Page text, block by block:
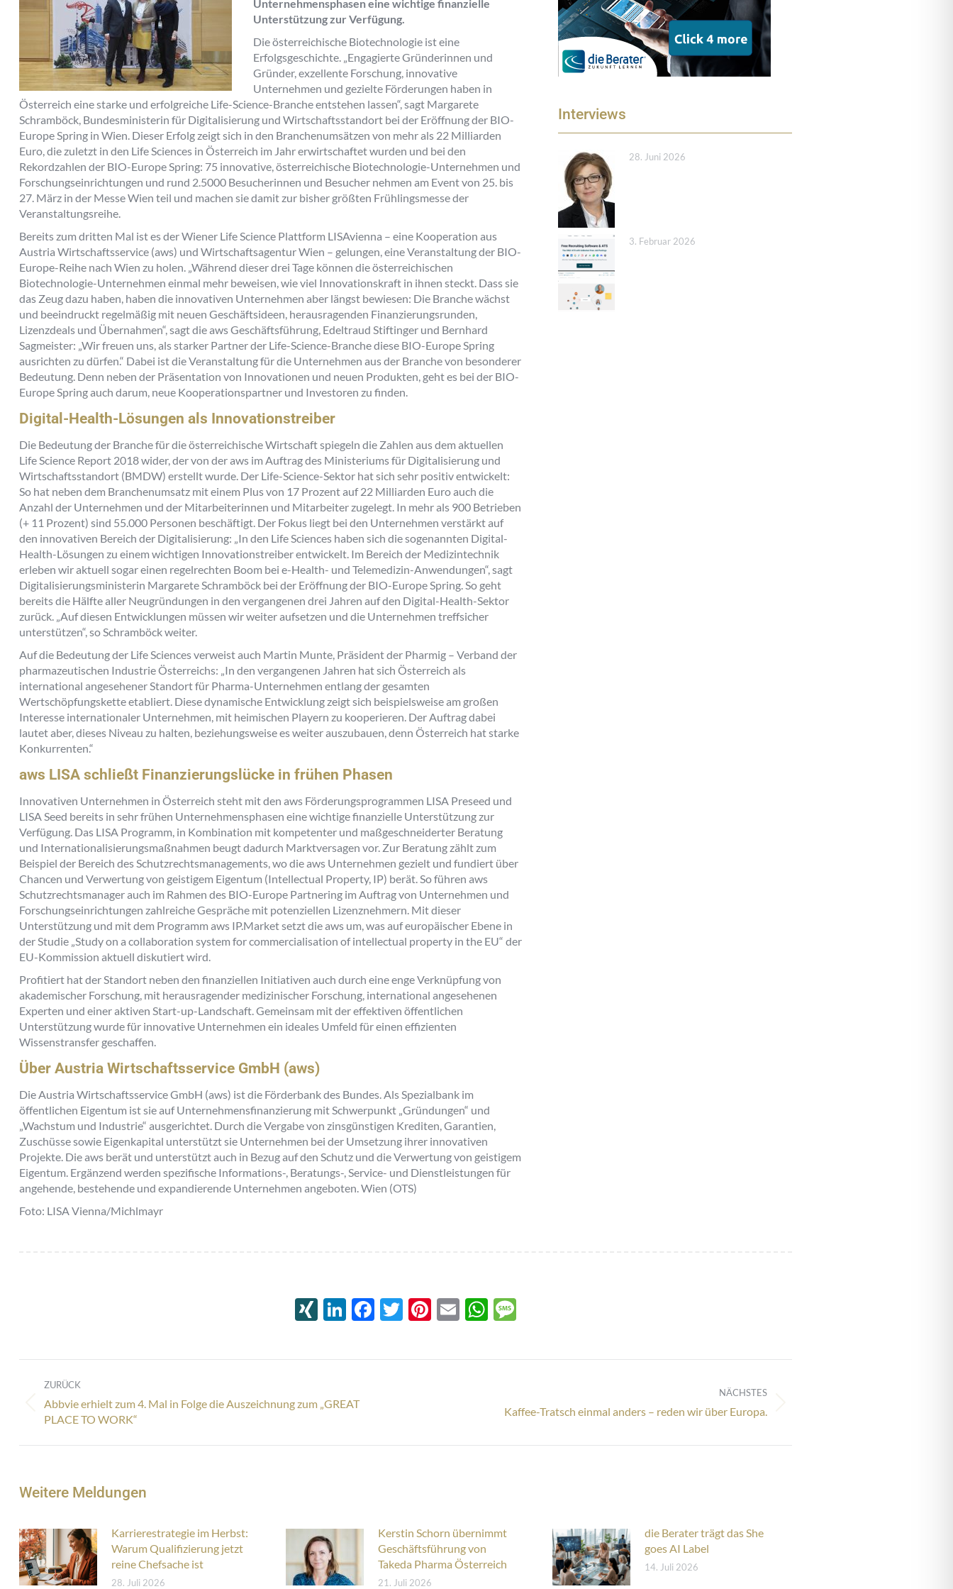
Unternehmensphasen eine wichtige finanzielle
Unterstützung zur Verfügung.
Die österreichische Biotechnologie ist eine
Erfolgsgeschichte. „Engagierte Gründerinnen und
Gründer, exzellente Forschung, innovative
Unternehmen und gezielte Förderungen haben in
Österreich eine starke und erfolgreiche Life-Science-Branche entstehen lassen“, sagt Margarete
Schramböck, Bundesministerin für Digitalisierung und Wirtschaftsstandort bei der Eröffnung der BIO-
Europe Spring in Wien. Dieser Erfolg zeigt sich in den Branchenumsätzen von mehr als 22 Milliarden
Euro, die zuletzt in den Life Sciences in Österreich im Jahr erwirtschaftet wurden und bei den
Rekordzahlen der BIO-Europe Spring: 75 innovative, österreichische Biotechnologie-Unternehmen und
Forschungseinrichtungen und rund 2.5000 Besucherinnen und Besucher nehmen am Event von 25. bis
27. März in der Messe Wien teil und machen sie damit zur bisher größten Frühlingsmesse der
Veranstaltungsreihe.
Bereits zum dritten Mal ist es der Wiener Life Science Plattform LISAvienna – eine Kooperation aus
Austria Wirtschaftsservice (aws) und Wirtschaftsagentur Wien – gelungen, eine Veranstaltung der BIO-
Europe-Reihe nach Wien zu holen. „Während dieser drei Tage können die österreichischen
Biotechnologie-Unternehmen einmal mehr beweisen, wie viel Innovationskraft in ihnen steckt. Dass sie
das Zeug dazu haben, haben die innovativen Unternehmen aber längst bewiesen: Die Branche wächst
und beeindruckt regelmäßig mit neuen Geschäftsideen, herausragenden Finanzierungsrunden,
Lizenzdeals und Übernahmen“, sagt die aws Geschäftsführung, Edeltraud Stiftinger und Bernhard
Sagmeister: „Wir freuen uns, als starker Partner der Life-Science-Branche diese BIO-Europe Spring
ausrichten zu dürfen.“ Dabei ist die Veranstaltung für die Unternehmen aus der Branche von besonderer
Bedeutung. Denn neben der Präsentation von Innovationen und neuen Produkten, geht es bei der BIO-
Europe Spring auch darum, neue Kooperationspartner und Investoren zu finden.
Digital-Health-Lösungen als Innovationstreiber
Die Bedeutung der Branche für die österreichische Wirtschaft spiegeln die Zahlen aus dem aktuellen
Life Science Report 2018 wider, der von der aws im Auftrag des Ministeriums für Digitalisierung und
Wirtschaftsstandort (BMDW) erstellt wurde. Der Life-Science-Sektor hat sich sehr positiv entwickelt:
So hat neben dem Branchenumsatz mit einem Plus von 17 Prozent auf 22 Milliarden Euro auch die
Anzahl der Unternehmen und der Mitarbeiterinnen und Mitarbeiter zugelegt. In mehr als 900 Betrieben
(+ 11 Prozent) sind 55.000 Personen beschäftigt. Der Fokus liegt bei den Unternehmen verstärkt auf
den innovativen Bereich der Digitalisierung: „In den Life Sciences haben sich die sogenannten Digital-
Health-Lösungen zu einem wichtigen Innovationstreiber entwickelt. Im Bereich der Medizintechnik
erleben wir aktuell sogar einen regelrechten Boom bei e-Health- und Telemedizin-Anwendungen“, sagt
Digitalisierungsministerin Margarete Schramböck bei der Eröffnung der BIO-Europe Spring. So geht
bereits die Hälfte aller Neugründungen in den vergangenen drei Jahren auf den Digital-Health-Sektor
zurück. „Auf diesen Entwicklungen müssen wir weiter aufsetzen und die Unternehmen treffsicher
unterstützen“, so Schramböck weiter.
Auf die Bedeutung der Life Sciences verweist auch Martin Munte, Präsident der Pharmig – Verband der
pharmazeutischen Industrie Österreichs: „In den vergangenen Jahren hat sich Österreich als
international angesehener Standort für Pharma-Unternehmen entlang der gesamten
Wertschöpfungskette etabliert. Diese dynamische Entwicklung zeigt sich beispielsweise am großen
Interesse internationaler Unternehmen, mit heimischen Playern zu kooperieren. Der Auftrag dabei
lautet aber, dieses Niveau zu halten, beziehungsweise es weiter auszubauen, denn Österreich hat starke
Konkurrenten.“
aws LISA schließt Finanzierungslücke in frühen Phasen
Innovativen Unternehmen in Österreich steht mit den aws Förderungsprogrammen LISA Preseed und
LISA Seed bereits in sehr frühen Unternehmensphasen eine wichtige finanzielle Unterstützung zur
Verfügung. Das LISA Programm, in Kombination mit kompetenter und maßgeschneiderter Beratung
und Internationalisierungsmaßnahmen beugt dadurch Marktversagen vor. Zur Beratung zählt zum
Beispiel der Bereich des Schutzrechtsmanagements, wo die aws Unternehmen gezielt und fundiert über
Chancen und Verwertung von geistigem Eigentum (Intellectual Property, IP) berät. So führen aws
Schutzrechtsmanager auch im Rahmen des BIO-Europe Partnering im Auftrag von Unternehmen und
Forschungseinrichtungen zahlreiche Gespräche mit potenziellen Lizenznehmern. Mit dieser
Unterstützung und mit dem Programm aws IP.Market setzt die aws um, was auf europäischer Ebene in
der Studie „Study on a collaboration system for commercialisation of intellectual property in the EU“ der
EU-Kommission aktuell diskutiert wird.
Profitiert hat der Standort neben den finanziellen Initiativen auch durch eine enge Verknüpfung von
akademischer Forschung, mit herausragender medizinischer Forschung, international angesehenen
Experten und einer aktiven Start-up-Landschaft. Gemeinsam mit der effektiven öffentlichen
Unterstützung wurde für innovative Unternehmen ein ideales Umfeld für einen effizienten
Wissenstransfer geschaffen.
Über Austria Wirtschaftsservice GmbH (aws)
Die Austria Wirtschaftsservice GmbH (aws) ist die Förderbank des Bundes. Als Spezialbank im
öffentlichen Eigentum ist sie auf Unternehmensfinanzierung mit Schwerpunkt „Gründungen“ und
„Wachstum und Industrie“ ausgerichtet. Durch die Vergabe von zinsgünstigen Krediten, Garantien,
Zuschüsse sowie Eigenkapital unterstützt sie Unternehmen bei der Umsetzung ihrer innovativen
Projekte. Die aws berät und unterstützt auch in Bezug auf den Schutz und die Verwertung von geistigem
Eigentum. Ergänzend werden spezifische Informations-, Beratungs-, Service- und Dienstleistungen für
angehende, bestehende und expandierende Unternehmen angeboten. Wien (OTS)
Foto: LISA Vienna/Michlmayr
Interviews
28. Juni 2026
3. Februar 2026
XINGLinkedIn
Facebook
Twitter
Pinterest
EmailWhatsApp
ZURÜCK
Vorheriger
Beitrag:
Abbvie erhielt zum 4. Mal in Folge die Auszeichnung zum „GREAT
PLACE TO WORK“
NÄCHSTES
Kaffee-Tratsch einmal anders – reden wir über Europa.
Weitere Meldungen
Karrierestrategie im Herbst:
Warum Qualifizierung jetzt
reine Chefsache ist
28. Juli 2026
Kerstin Schorn übernimmt
Geschäftsführung von
Takeda Pharma Österreich
21. Juli 2026
die Berater trägt das She
goes AI Label
14. Juli 2026